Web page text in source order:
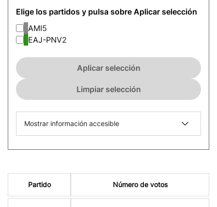
Elige los partidos y pulsa sobre Aplicar selección
AMI5
EAJ-PNV2
Aplicar selección
Limpiar selección
Mostrar información accesible
Partido Número de votos